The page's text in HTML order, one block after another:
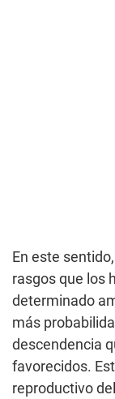
En este
rasgos que los
determinado
más
descendencia
favorecidos.
reproductivo